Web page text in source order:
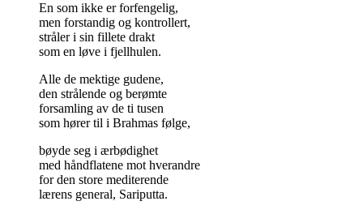
En som ikke er forfengelig,
men forstandig og kontrollert,
stråler i sin fillete drakt
som en løve i fjellhulen.
Alle de mektige gudene,
den strålende og berømte
forsamling av de ti tusen
som hører til i Brahmas følge,
bøyde seg i ærbødighet
med håndflatene mot hverandre
for den store mediterende
lærens general, Sariputta.